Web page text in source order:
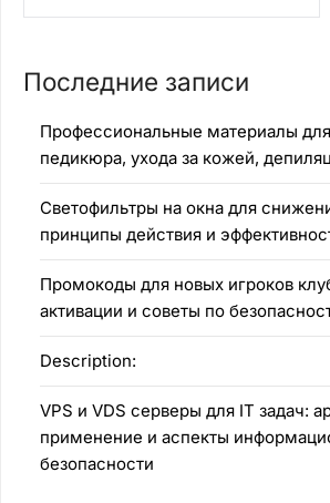
Последние записи
Профессиональные материалы
педикюра, ухода за кожей,
Светофильтры на окна для
принципы действия и
Промокоды для новых игроков
активации и советы по
Description:
VPS и VDS серверы для IT задач:
применение и аспекты
безопасности